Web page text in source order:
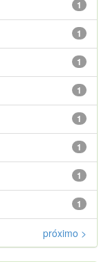
1
1
1
1
1
1
1
1
próximo >